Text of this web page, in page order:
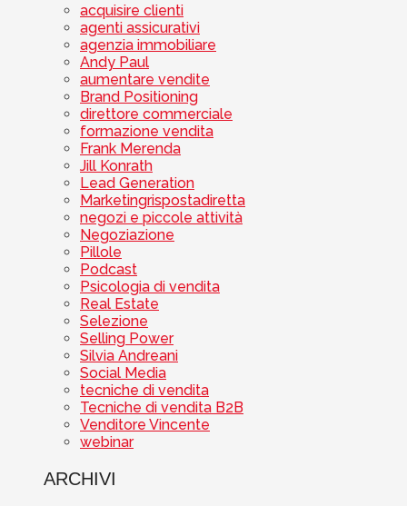
acquisire clienti
agenti assicurativi
agenzia immobiliare
Andy Paul
aumentare vendite
Brand Positioning
direttore commerciale
formazione vendita
Frank Merenda
Jill Konrath
Lead Generation
Marketingrispostadiretta
negozi e piccole attività
Negoziazione
Pillole
Podcast
Psicologia di vendita
Real Estate
Selezione
Selling Power
Silvia Andreani
Social Media
tecniche di vendita
Tecniche di vendita B2B
Venditore Vincente
webinar
ARCHIVI